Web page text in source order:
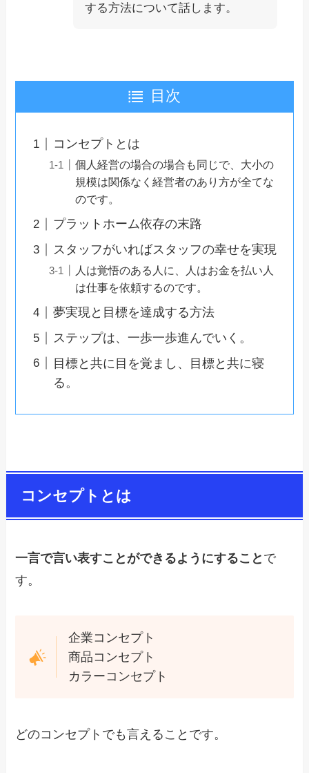
する方法について話します。
目次
コンセプトとは
個人経営の場合の場合も同じで、大小の
規模は関係なく経営者のあり方が全てな
のです。
プラットホーム依存の末路
スタッフがいればスタッフの幸せを実現
人は覚悟のある人に、人はお金を払い人
は仕事を依頼するのです。
夢実現と目標を達成する方法
ステップは、一歩一歩進んでいく。
目標と共に目を覚まし、目標と共に寝
る。
コンセプトとは
一言で言い表すことができるようにすること で
す。
企業コンセプト
商品コンセプト
カラーコンセプト
どのコンセプトでも言えることです。